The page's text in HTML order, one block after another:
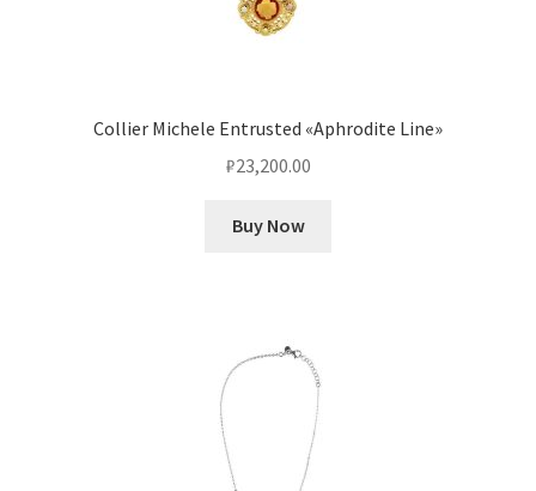
Collier Michele Entrusted «Aphrodite Line»
₽23,200.00
Buy Now